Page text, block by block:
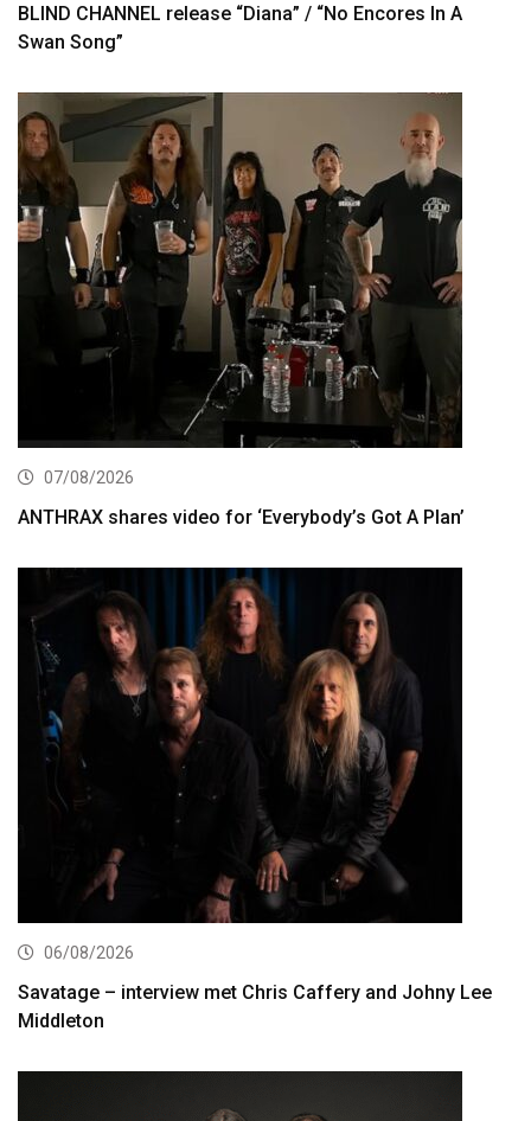
BLIND CHANNEL release “Diana” / “No Encores In A
Swan Song”
07/08/2026
ANTHRAX shares video for ‘Everybody’s Got A Plan’
06/08/2026
Savatage – interview met Chris Caffery and Johny Lee
Middleton